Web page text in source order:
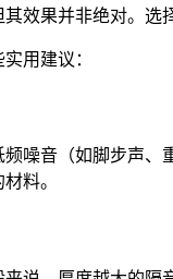
效果并非绝对。选
用建议：
噪音（如脚步声
料。